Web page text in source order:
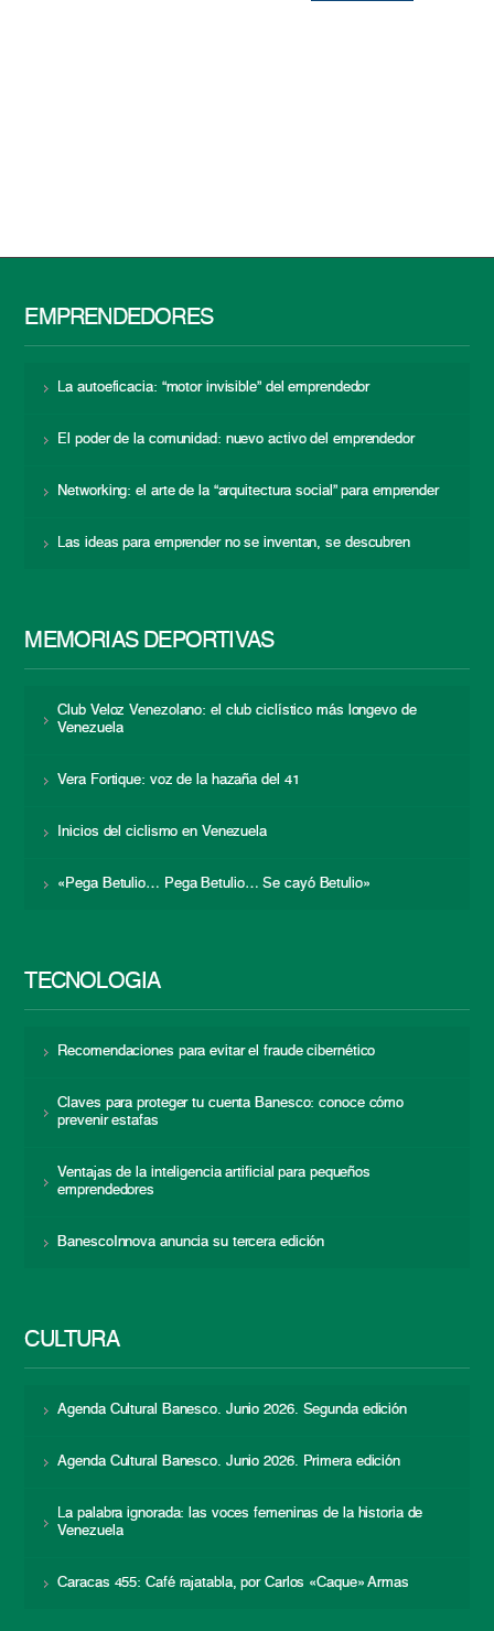
EMPRENDEDORES
La autoeficacia: “motor invisible” del emprendedor
El poder de la comunidad: nuevo activo del emprendedor
Networking: el arte de la “arquitectura social” para emprender
Las ideas para emprender no se inventan, se descubren
MEMORIAS DEPORTIVAS
Club Veloz Venezolano: el club ciclístico más longevo de
Venezuela
Vera Fortique: voz de la hazaña del 41
Inicios del ciclismo en Venezuela
«Pega Betulio… Pega Betulio… Se cayó Betulio»
TECNOLOGÍA
Recomendaciones para evitar el fraude cibernético
Claves para proteger tu cuenta Banesco: conoce cómo
prevenir estafas
Ventajas de la inteligencia artificial para pequeños
emprendedores
BanescoInnova anuncia su tercera edición
CULTURA
Agenda Cultural Banesco. Junio 2026. Segunda edición
Agenda Cultural Banesco. Junio 2026. Primera edición
La palabra ignorada: las voces femeninas de la historia de
Venezuela
Caracas 455: Café rajatabla, por Carlos «Caque» Armas